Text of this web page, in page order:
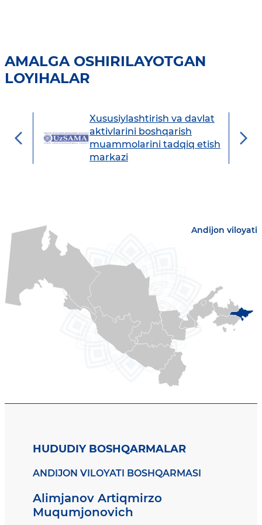
AMALGA OSHIRILAYOTGAN
LOYIHALAR
Xususiylashtirish va davlat
aktivlarini boshqarish
muammolarini tadqiq etish
markazi
Andijon viloyati
HUDUDIY BOSHQARMALAR
ANDIJON VILOYATI BOSHQARMASI
Alimjanov Artiqmirzo
Muqumjonovich